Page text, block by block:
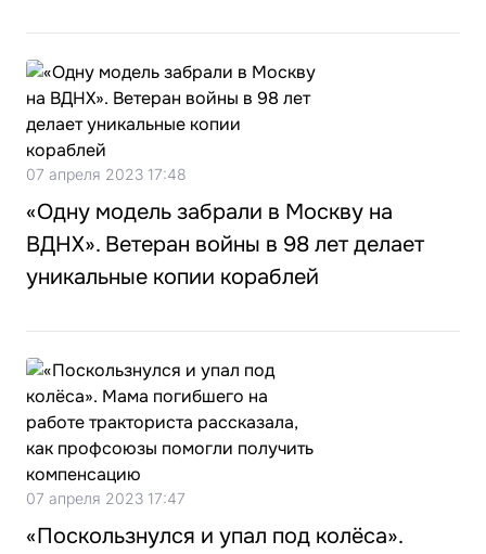
07 апреля 2023 17:48
«Одну модель забрали в Москву на
ВДНХ». Ветеран войны в 98 лет делает
уникальные копии кораблей
07 апреля 2023 17:47
«Поскользнулся и упал под колёса».